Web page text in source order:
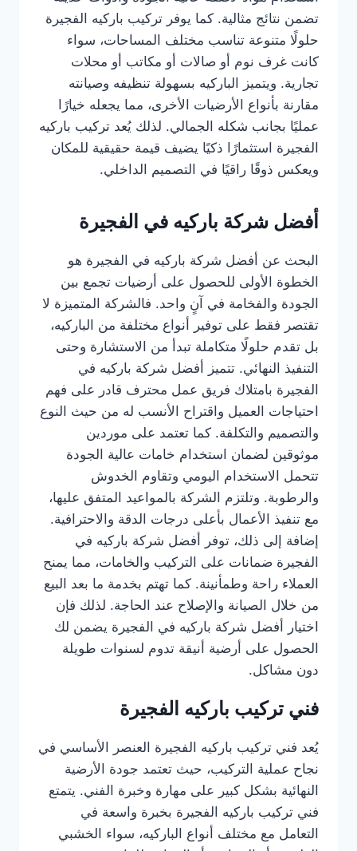
تضمن نتائج مثالية. كما يوفر تركيب باركيه الفجيرة
حلولًا متنوعة تناسب مختلف المساحات، سواء
كانت غرف نوم أو صالات أو مكاتب أو محلات
تجارية. ويتميز الباركيه بسهولة تنظيفه وصيانته
مقارنة بأنواع الأرضيات الأخرى، مما يجعله خيارًا
عمليًا بجانب شكله الجمالي. لذلك يُعد تركيب باركيه
الفجيرة استثمارًا ذكيًا يضيف قيمة حقيقية للمكان
ويعكس ذوقًا راقيًا في التصميم الداخلي.
أفضل شركة باركيه في الفجيرة
البحث عن أفضل شركة باركيه في الفجيرة هو
الخطوة الأولى للحصول على أرضيات تجمع بين
الجودة والفخامة في آنٍ واحد. فالشركة المتميزة لا
تقتصر فقط على توفير أنواع مختلفة من الباركيه،
بل تقدم حلولًا متكاملة تبدأ من الاستشارة وحتى
التنفيذ النهائي. تتميز أفضل شركة باركيه في
الفجيرة بامتلاك فريق عمل محترف قادر على فهم
احتياجات العميل واقتراح الأنسب له من حيث النوع
والتصميم والتكلفة. كما تعتمد على موردين
موثوقين لضمان استخدام خامات عالية الجودة
تتحمل الاستخدام اليومي وتقاوم الخدوش
والرطوبة. وتلتزم الشركة بالمواعيد المتفق عليها،
مع تنفيذ الأعمال بأعلى درجات الدقة والاحترافية.
إضافة إلى ذلك، توفر أفضل شركة باركيه في
الفجيرة ضمانات على التركيب والخامات، مما يمنح
العملاء راحة وطمأنينة. كما تهتم بخدمة ما بعد البيع
من خلال الصيانة والإصلاح عند الحاجة. لذلك فإن
اختيار أفضل شركة باركيه في الفجيرة يضمن لك
الحصول على أرضية أنيقة تدوم لسنوات طويلة
دون مشاكل.
فني تركيب باركيه الفجيرة
يُعد فني تركيب باركيه الفجيرة العنصر الأساسي في
نجاح عملية التركيب، حيث تعتمد جودة الأرضية
النهائية بشكل كبير على مهارة وخبرة الفني. يتمتع
فني تركيب باركيه الفجيرة بخبرة واسعة في
التعامل مع مختلف أنواع الباركيه، سواء الخشبي